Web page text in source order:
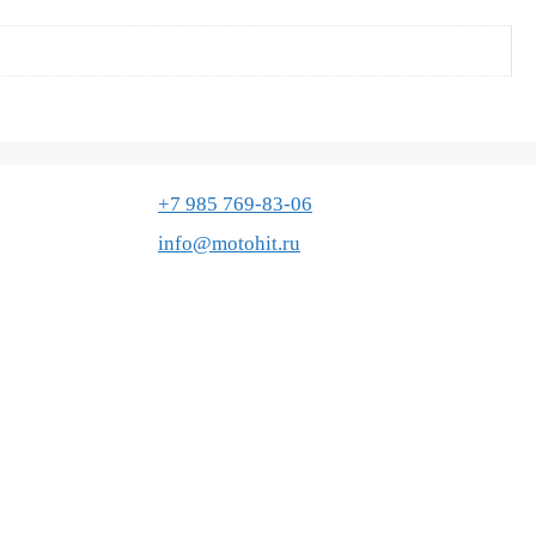
+7 985 769-83-06
info@motohit.ru